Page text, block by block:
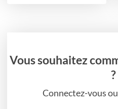
Vous souhaitez
?
Connectez-vous